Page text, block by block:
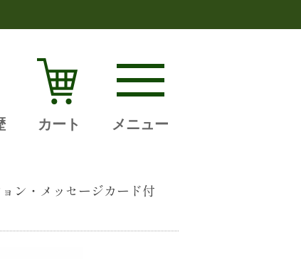
カート メニュー
・メッセージカード付